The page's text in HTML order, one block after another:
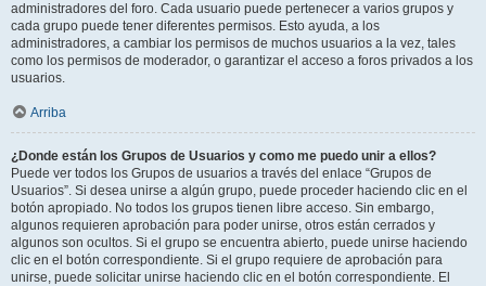
administradores del foro. Cada usuario puede pertenecer a varios grupos y
cada grupo puede tener diferentes permisos. Esto ayuda, a los
administradores, a cambiar los permisos de muchos usuarios a la vez, tales
como los permisos de moderador, o garantizar el acceso a foros privados a los
usuarios.
Arriba
¿Donde están los Grupos de Usuarios y como me puedo unir a ellos?
Puede ver todos los Grupos de usuarios a través del enlace “Grupos de
Usuarios”. Si desea unirse a algún grupo, puede proceder haciendo clic en el
botón apropiado. No todos los grupos tienen libre acceso. Sin embargo,
algunos requieren aprobación para poder unirse, otros están cerrados y
algunos son ocultos. Si el grupo se encuentra abierto, puede unirse haciendo
clic en el botón correspondiente. Si el grupo requiere de aprobación para
unirse, puede solicitar unirse haciendo clic en el botón correspondiente. El